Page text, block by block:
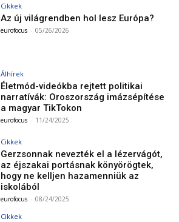
Cikkek
Az új világrendben hol lesz Európa?
eurofocus - 05/26/2026
Álhírek
Életmód-videókba rejtett politikai
narratívák: Oroszország imázsépítése
a magyar TikTokon
eurofocus - 11/24/2025
Cikkek
Gerzsonnak nevezték el a lézervágót,
az éjszakai portásnak könyörögtek,
hogy ne kelljen hazamenniük az
iskolából
eurofocus - 08/24/2025
Cikkek